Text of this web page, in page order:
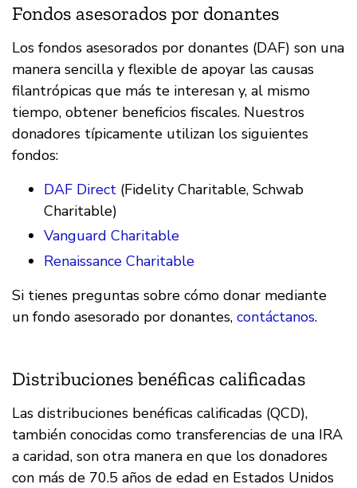
Fondos asesorados por donantes
Los fondos asesorados por donantes (DAF) son una
manera sencilla y flexible de apoyar las causas
filantrópicas que más te interesan y, al mismo
tiempo, obtener beneficios fiscales. Nuestros
donadores típicamente utilizan los siguientes
fondos:
DAF Direct (Fidelity Charitable, Schwab
Charitable)
Vanguard Charitable
Renaissance Charitable
Si tienes preguntas sobre cómo donar mediante
un fondo asesorado por donantes, contáctanos.
Distribuciones benéficas calificadas
Las distribuciones benéficas calificadas (QCD),
también conocidas como transferencias de una IRA
a caridad, son otra manera en que los donadores
con más de 70.5 años de edad en Estados Unidos